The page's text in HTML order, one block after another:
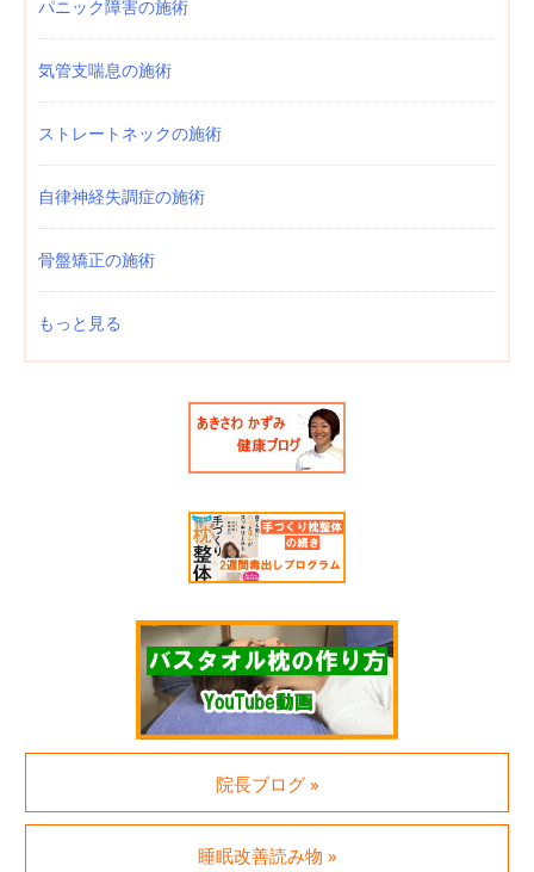
パニック障害の施術
気管支喘息の施術
ストレートネックの施術
自律神経失調症の施術
骨盤矯正の施術
もっと見る
院長ブログ »
睡眠改善読み物 »